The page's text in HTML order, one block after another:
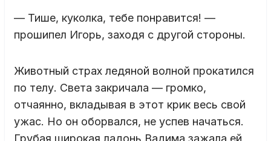
— Тише, куколка, тебе понравится! —
прошипел Игорь, заходя с другой стороны.
Животный страх ледяной волной прокатился
по телу. Света закричала — громко,
отчаянно, вкладывая в этот крик весь свой
ужас. Но он оборвался, не успев начаться.
Грубая широкая ладонь Вадима зажала ей